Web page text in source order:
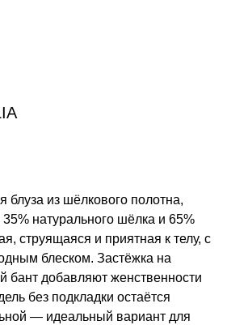
блуза из шёлкового полотна,
натурального шёлка и 65%
струящаяся и приятная к телу, с
блеском. Застёжка на
бант добавляют женственности
без подкладки остаётся
— идеальный вариант для